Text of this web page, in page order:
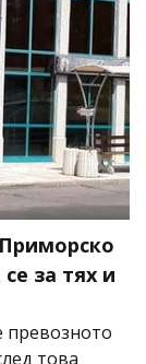
за тях и
превозното
това